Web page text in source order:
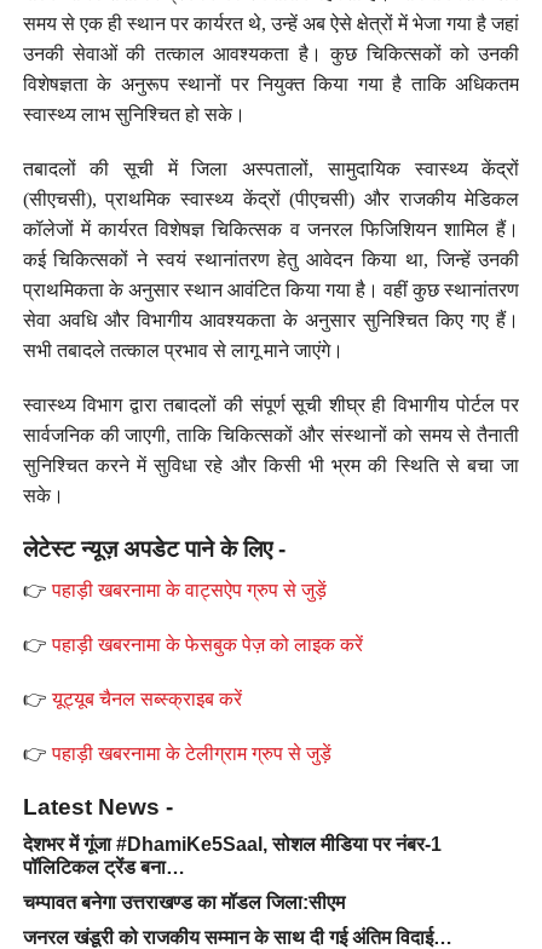
समय से एक ही स्थान पर कार्यरत थे, उन्हें अब ऐसे क्षेत्रों में भेजा गया है जहां
उनकी सेवाओं की तत्काल आवश्यकता है। कुछ चिकित्सकों को उनकी
विशेषज्ञता के अनुरूप स्थानों पर नियुक्त किया गया है ताकि अधिकतम
स्वास्थ्य लाभ सुनिश्चित हो सके।
तबादलों की सूची में जिला अस्पतालों, सामुदायिक स्वास्थ्य केंद्रों
(सीएचसी), प्राथमिक स्वास्थ्य केंद्रों (पीएचसी) और राजकीय मेडिकल
कॉलेजों में कार्यरत विशेषज्ञ चिकित्सक व जनरल फिजिशियन शामिल हैं।
कई चिकित्सकों ने स्वयं स्थानांतरण हेतु आवेदन किया था, जिन्हें उनकी
प्राथमिकता के अनुसार स्थान आवंटित किया गया है। वहीं कुछ स्थानांतरण
सेवा अवधि और विभागीय आवश्यकता के अनुसार सुनिश्चित किए गए हैं।
सभी तबादले तत्काल प्रभाव से लागू माने जाएंगे।
स्वास्थ्य विभाग द्वारा तबादलों की संपूर्ण सूची शीघ्र ही विभागीय पोर्टल पर
सार्वजनिक की जाएगी, ताकि चिकित्सकों और संस्थानों को समय से तैनाती
सुनिश्चित करने में सुविधा रहे और किसी भी भ्रम की स्थिति से बचा जा
सके।
लेटेस्ट न्यूज़ अपडेट पाने के लिए -
👉पहाड़ी खबरनामा के वाट्सऐप ग्रुप से जुड़ें
👉पहाड़ी खबरनामा के फेसबुक पेज़ को लाइक करें
👉यूट्यूब चैनल सब्स्क्राइब करें
👉पहाड़ी खबरनामा के टेलीग्राम ग्रुप से जुड़ें
Latest News -
देशभर में गूंजा #DhamiKe5Saal, सोशल मीडिया पर नंबर-1
पॉलिटिकल ट्रेंड बना…
चम्पावत बनेगा उत्तराखण्ड का मॉडल जिला:सीएम
जनरल खंडूरी को राजकीय सम्मान के साथ दी गई अंतिम विदाई…